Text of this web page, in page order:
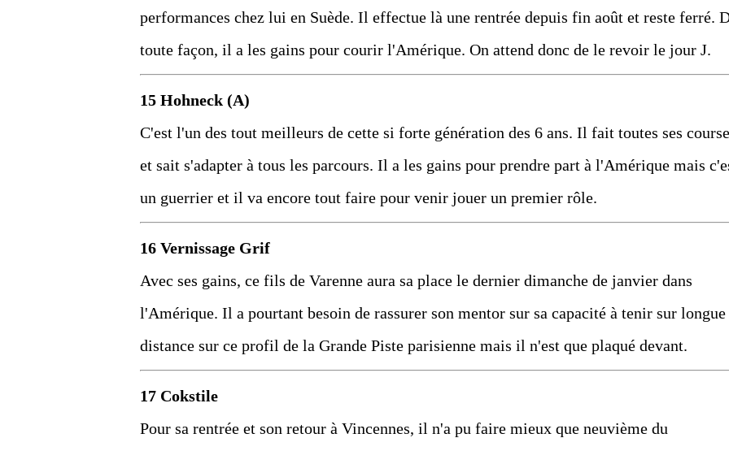
performances chez lui en Suède. Il effectue là une rentrée depuis fin août et reste ferré.
toute façon, il a les gains pour courir l'Amérique. On attend donc de le revoir le jour J.
15 Hohneck (A)
C'est l'un des tout meilleurs de cette si forte génération des 6 ans. Il fait toutes ses
et sait s'adapter à tous les parcours. Il a les gains pour prendre part à l'Amérique mais
un guerrier et il va encore tout faire pour venir jouer un premier rôle.
16 Vernissage Grif
Avec ses gains, ce fils de Varenne aura sa place le dernier dimanche de janvier dans
l'Amérique. Il a pourtant besoin de rassurer son mentor sur sa capacité à tenir sur longue
distance sur ce profil de la Grande Piste parisienne mais il n'est que plaqué devant.
17 Cokstile
Pour sa rentrée et son retour à Vincennes, il n'a pu faire mieux que neuvième du